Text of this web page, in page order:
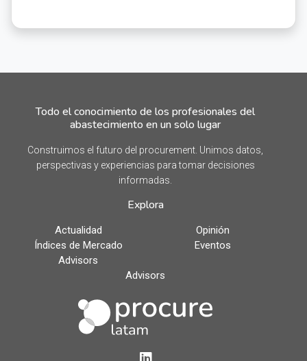
Todo el conocimiento de los profesionales del
abastecimiento en un solo lugar
Construimos el futuro del procurement. Unimos datos,
perspectivas y experiencias para tomar decisiones
informadas.
Explora
Actualidad
Opinión
Índices de Mercado
Eventos
Advisors
Advisors
LinkedIn